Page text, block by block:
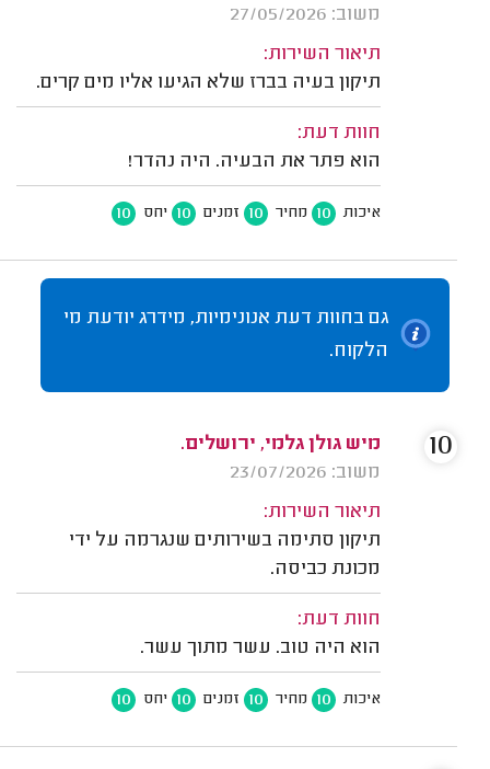
משוב: 27/05/2026
תיאור השירות:
תיקון בעיה בברז שלא הגיעו אליו מים קרים.
חוות דעת:
הוא פתר את הבעיה. היה נהדר!
איכות 10 מחיר 10 זמנים 10 יחס 10
גם בחוות דעת אנונימיות, מידרג יודעת מי
הלקוח.
מיש גולן גלמי, ירושלים.
משוב: 23/07/2026
תיאור השירות:
תיקון סתימה בשירותים שנגרמה על ידי
מכונת כביסה.
חוות דעת:
הוא היה טוב. עשר מתוך עשר.
איכות 10 מחיר 10 זמנים 10 יחס 10
10